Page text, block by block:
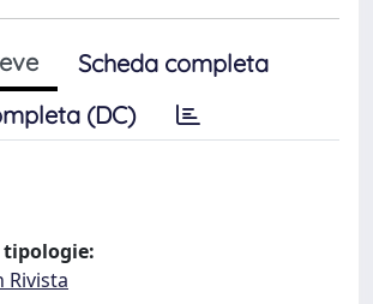
Scheda completa
(DC)
tipologie:
Rivista